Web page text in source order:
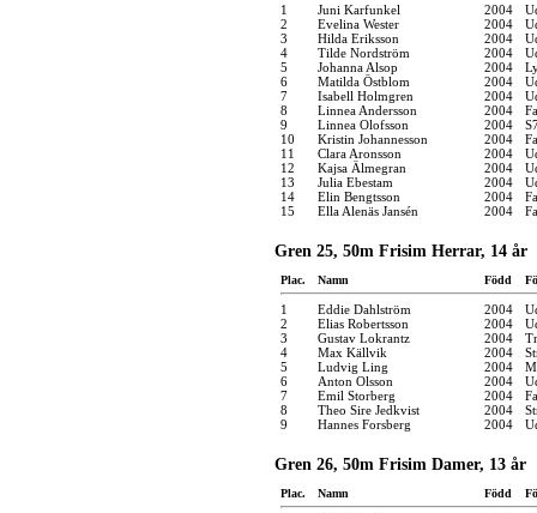
1 Juni Karfunkel 2004
2
Evelina Wester 2004
3
Hilda Eriksson 2004
4
Tilde Nordström 2004
5
Johanna Alsop 2004
6
Matilda Östblom 2004
7
Isabell Holmgren 2004
8
Linnea Andersson 2004
9
Linnea Olofsson 2004
10
Kristin Johannesson 2004
11
Clara Aronsson 2004
12
Kajsa Älmegran 2004
13
Julia Ebestam 2004
14
Elin Bengtsson 2004
15
Ella Alenäs Jansén 2004
Gren 25, 50m Frisim Herrar, 14 år
Plac. Namn Född
1 Eddie Dahlström 2004
2
Elias Robertsson 2004
3
Gustav Lokrantz 2004
4
Max Källvik 2004
5
Ludvig Ling 2004
6
Anton Olsson 2004
7
Emil Storberg 2004
8
Theo Sire Jedkvist 2004
9
Hannes Forsberg 2004
Gren 26, 50m Frisim Damer, 13 år
Plac. Namn Född